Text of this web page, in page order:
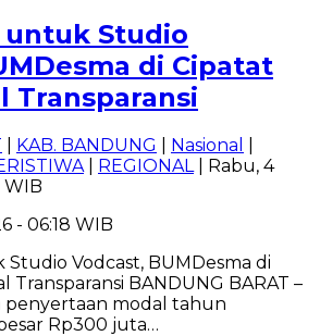
untuk Studio
di Cipatat
Transparansi
KAB. BANDUNG Nasional
REGIONAL
| Rabu, 4
WIB
- 06:18 WIB
Vodcast, BUMDesma di
Transparansi BANDUNG BARAT –
penyertaan modal tahun
Rp300 juta…